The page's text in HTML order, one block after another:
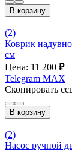
В корзину
(2)
Коврик
см
Цена: 11 200 ₽
Telegram MAX
Скопировать
В корзину
(2)
Насос ручной